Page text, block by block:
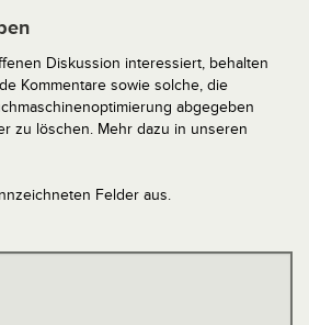
Diskussion interessiert, behalten
Kommentare sowie solche, die
abgegeben
zu löschen. Mehr dazu in unseren
Felder aus.